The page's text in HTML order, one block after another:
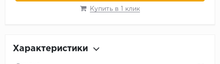
Купить в 1 клик
Характеристики